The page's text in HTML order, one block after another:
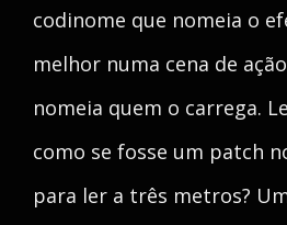
codinome que nomeia o
melhor numa cena de
nomeia quem o carrega.
como se fosse um patch
para ler a três metros?